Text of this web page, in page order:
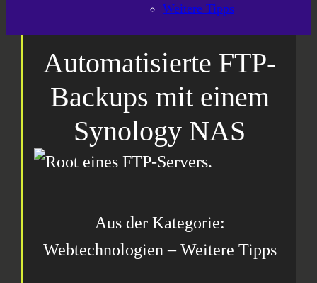
Weitere Tipps
Automatisierte FTP-
Backups mit einem
Synology NAS
Aus der Kategorie:
Webtechnologien – Weitere Tipps